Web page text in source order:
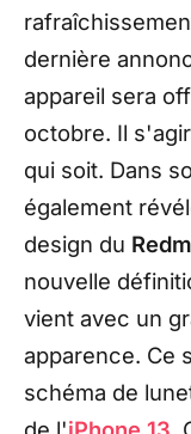
dernière
appareil sera
octobre. Il
qui soit. Dans
également
design du
nouvelle
vient avec un
apparence. Ce
schéma de